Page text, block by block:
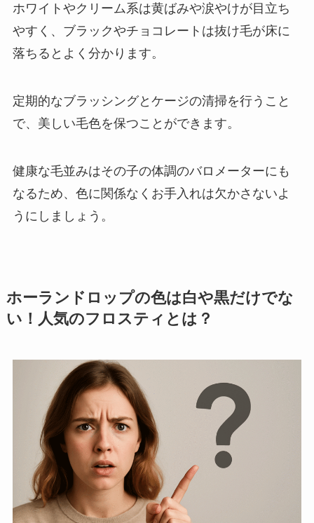
ホワイトやクリーム系は黄ばみや涙やけが目立ち
やすく、ブラックやチョコレートは抜け毛が床に
落ちるとよく分かります。
定期的なブラッシングとケージの清掃を行うこと
で、美しい毛色を保つことができます。
健康な毛並みはその子の体調のバロメーターにも
なるため、色に関係なくお手入れは欠かさないよ
うにしましょう。
ホーランドロップの色は白や黒だけでな
い！人気のフロスティとは？